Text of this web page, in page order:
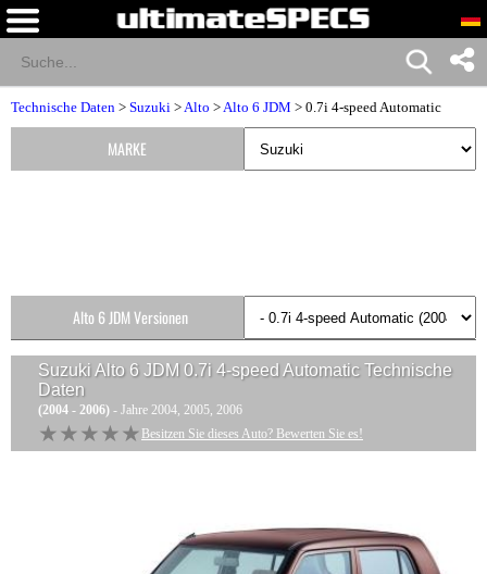
Technische Daten > Suzuki >Alto >Alto 6 JDM > 0.7i 4-speed Automatic
Suzuki Alto 6 JDM 0.7i 4-speed Automatic Technische
Daten
(2004 - 2006) - Jahre 2004, 2005, 2006
★★★★★
★★★★★ Besitzen Sie dieses Auto? Bewerten Sie es!
MARKE
Alto 6 JDM Versionen